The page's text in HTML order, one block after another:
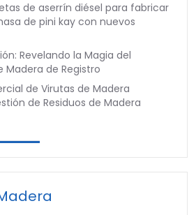
de aserrín diésel para fabricar
de pini kay con nuevos
Revelando la Magia del
Madera de Registro
de Virutas de Madera
de Residuos de Madera